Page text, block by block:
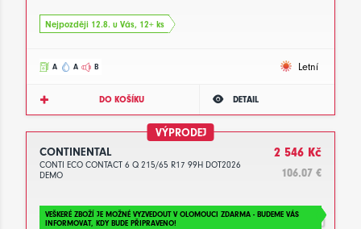
Nejpozději 12.8. u Vás, 12+ ks
A A B Letní
DO KOŠÍKU DETAIL
VÝPRODEJ
CONTINENTAL
CONTI ECO CONTACT 6 Q 215/65 R17 99H DOT2026
DEMO
2 546 Kč
106.07 €
VEŠKERÉ ZBOŽÍ JE MOŽNÉ VYZVEDOUT V OLOMOUCI ZDARMA - BUDEME VÁS
INFORMOVAT, KDY BUDE PŘIPRAVENO!